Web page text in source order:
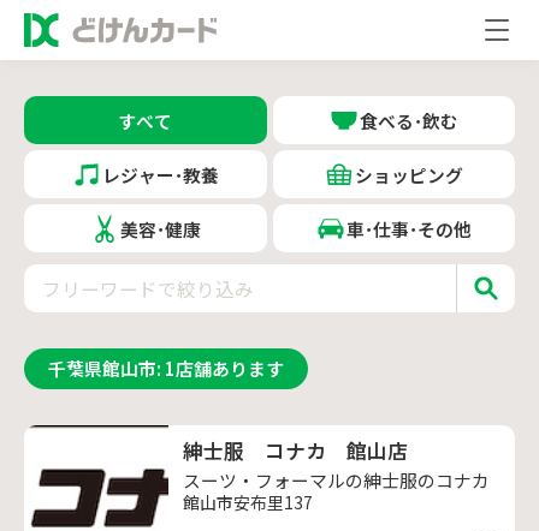
すべて 食べる･飲む
レジャー･教養 ショッピング
美容･健康 車･仕事･その他
千葉県館山市: 1店舗あります
紳士服 コナカ 館山店
スーツ・フォーマルの紳士服のコナカ
館山市安布里137